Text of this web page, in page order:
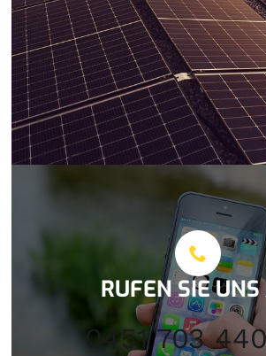
RUFEN SIE
0451 703